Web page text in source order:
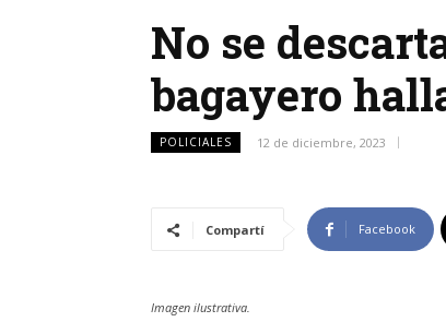
No se
bagayero
POLICIALES 12 de diciembre, 2023
Compartí Facebook
Imagen ilustrativa.